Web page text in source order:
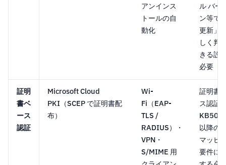
アンインス
トールの自
動化
ル バー
ン等で
更新」
しく判
きる設
必要
証明
書ベ
ース
認証
Microsoft Cloud
PKI（SCEP で証明書配
布）
Wi-
Fi（EAP-
TLS /
RADIUS）・
VPN・
S/MIME 用
証明書
ス認証
以降の
マッピ
要件に